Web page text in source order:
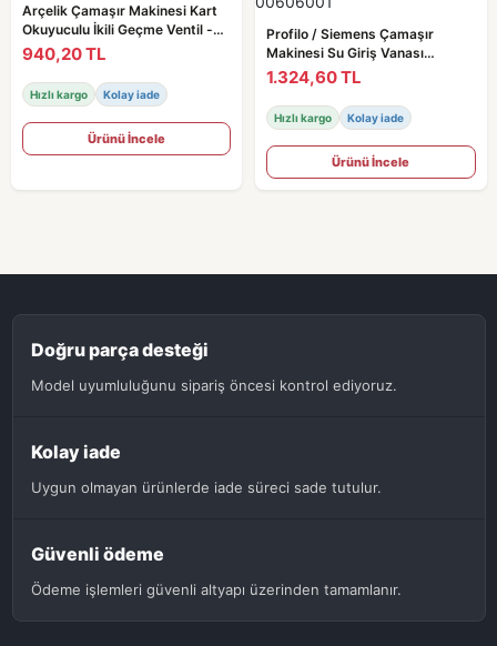
Arçelik Çamaşır Makinesi Kart
Okuyuculu İkili Geçme Ventil -
2841020100 Orjinal
940,20 TL
Hızlı kargo Kolay iade
Ürünü İncele
Profilo / Siemens Çamaşır
Makinesi Su Giriş Vanası
Okuyucu Sensörlü / Ventili -
00606001
1.324,60 TL
Hızlı kargo Kolay iade
Ürünü İncele
Doğru parça desteği
Model uyumluluğunu sipariş öncesi kontrol ediyoruz.
Kolay iade
Uygun olmayan ürünlerde iade süreci sade tutulur.
Güvenli ödeme
Ödeme işlemleri güvenli altyapı üzerinden tamamlanır.